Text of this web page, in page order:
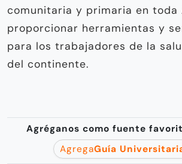
comunitaria y primaria en toda
proporcionar herramientas y
para los trabajadores de la
del continente.
Agréganos como fuente
AgregaGuía